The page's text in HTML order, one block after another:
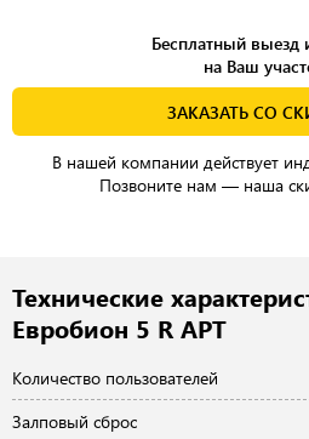
Бесплатный выезд
на Ваш
ЗАКАЗАТЬ СО
В нашей компании действует
Позвоните нам — наша
Технические
Евробион 5 R АРТ
Количество пользователей
Залповый сброс